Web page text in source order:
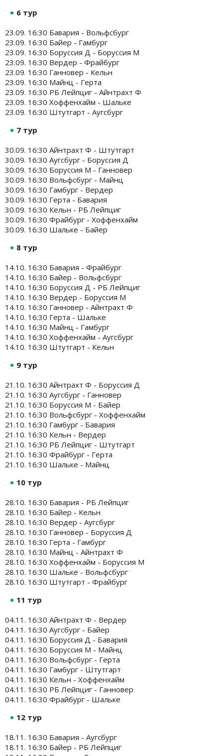
6 тур
23.09. 16:30 Бавария - Вольфсбург
23.09. 16:30 Байер - Гамбург
23.09. 16:30 Боруссия Д - Боруссия М
23.09. 16:30 Вердер - Фрайбург
23.09. 16:30 Ганновер - Кельн
23.09. 16:30 Майнц - Герта
23.09. 16:30 РБ Лейпциг - Айнтрахт Ф
23.09. 16:30 Хоффенхайм - Шальке
23.09. 16:30 Штутгарт - Аугсбург
7 тур
30.09. 16:30 Айнтрахт Ф - Штутгарт
30.09. 16:30 Аугсбург - Боруссия Д
30.09. 16:30 Боруссия М - Ганновер
30.09. 16:30 Вольфсбург - Майнц
30.09. 16:30 Гамбург - Вердер
30.09. 16:30 Герта - Бавария
30.09. 16:30 Кельн - РБ Лейпциг
30.09. 16:30 Фрайбург - Хоффенхайм
30.09. 16:30 Шальке - Байер
8 тур
14.10. 16:30 Бавария - Фрайбург
14.10. 16:30 Байер - Вольфсбург
14.10. 16:30 Боруссия Д - РБ Лейпциг
14.10. 16:30 Вердер - Боруссия М
14.10. 16:30 Ганновер - Айнтрахт Ф
14.10. 16:30 Герта - Шальке
14.10. 16:30 Майнц - Гамбург
14.10. 16:30 Хоффенхайм - Аугсбург
14.10. 16:30 Штутгарт - Кельн
9 тур
21.10. 16:30 Айнтрахт Ф - Боруссия Д
21.10. 16:30 Аугсбург - Ганновер
21.10. 16:30 Боруссия М - Байер
21.10. 16:30 Вольфсбург - Хоффенхайм
21.10. 16:30 Гамбург - Бавария
21.10. 16:30 Кельн - Вердер
21.10. 16:30 РБ Лейпциг - Штутгарт
21.10. 16:30 Фрайбург - Герта
21.10. 16:30 Шальке - Майнц
10 тур
28.10. 16:30 Бавария - РБ Лейпциг
28.10. 16:30 Байер - Кельн
28.10. 16:30 Вердер - Аугсбург
28.10. 16:30 Ганновер - Боруссия Д
28.10. 16:30 Герта - Гамбург
28.10. 16:30 Майнц - Айнтрахт Ф
28.10. 16:30 Хоффенхайм - Боруссия М
28.10. 16:30 Шальке - Вольфсбург
28.10. 16:30 Штутгарт - Фрайбург
11 тур
04.11. 16:30 Айнтрахт Ф - Вердер
04.11. 16:30 Аугсбург - Байер
04.11. 16:30 Боруссия Д - Бавария
04.11. 16:30 Боруссия М - Майнц
04.11. 16:30 Вольфсбург - Герта
04.11. 16:30 Гамбург - Штутгарт
04.11. 16:30 Кельн - Хоффенхайм
04.11. 16:30 РБ Лейпциг - Ганновер
04.11. 16:30 Фрайбург - Шальке
12 тур
18.11. 16:30 Бавария - Аугсбург
18.11. 16:30 Байер - РБ Лейпциг